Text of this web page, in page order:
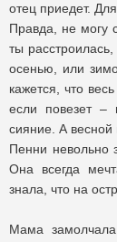
отец приедет.
Правда, не могу
ты
осенью, или
кажется, что
если повезет –
сияние. А весной
Пенни невольно
Она всегда
знала, что на
Мама